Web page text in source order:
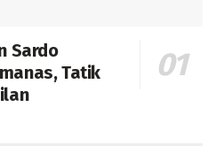
Sardo
Tatik